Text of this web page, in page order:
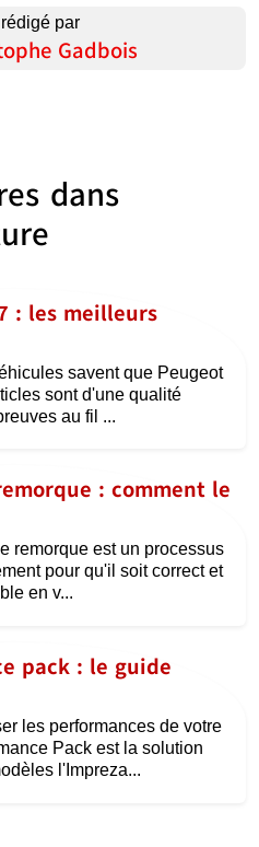
par
Gadbois
dans
: les meilleurs
savent que Peugeot
sont d'une qualité
au fil ...
: comment le
remorque est un processus
pour qu'il soit correct et
en v...
pack : le guide
les performances de votre
Pack est la solution
l'Impreza...